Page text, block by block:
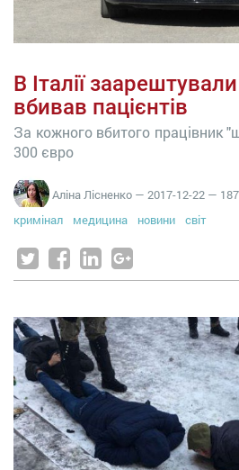
В Італії
вбивав пацієнтів
За кожного вбитого працівник
300 євро
Аліна Лісненко — 2017-12-22 —
кримінал
медицина новини світ